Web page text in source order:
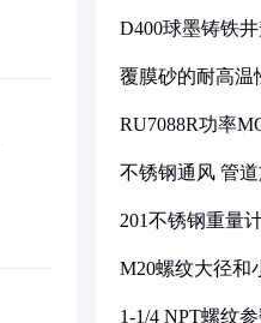
D400球墨铸铁
覆膜砂的耐高温
RU7088R功率
不锈钢通风 管
201不锈钢重量
M20螺纹大径和
1-1/4 NPT螺纹